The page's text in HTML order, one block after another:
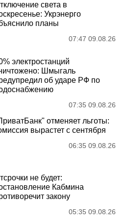
света в
Укрэнерго
планы
07:47 09.08.26
электростанций
Шмыгаль
об ударе РФ по
07:35 09.08.26
отменяет льготы:
вырастет с сентября
06:35 09.08.26
не будет:
Кабмина
закону
05:35 09.08.26